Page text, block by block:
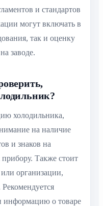
и стандартов
могут включать в
так и оценку
заводе.
холодильника,
на наличие
и знаков на
Также стоит
организации,
информацию о товаре